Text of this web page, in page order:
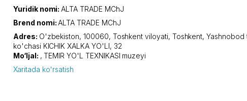
Yuridik nomi:ALTA TRADE MChJ
Brend nomi:ALTA TRADE MChJ
Adres: O'zbekiston, 100060, Toshkent viloyati, Toshkent,Yashnobod
ko'chasi KICHIK XALKA YO'LI, 32
Mo‘ljal: , TEMIR YO'L TEXNIKASI muzeyi
Xaritada ko'rsatish